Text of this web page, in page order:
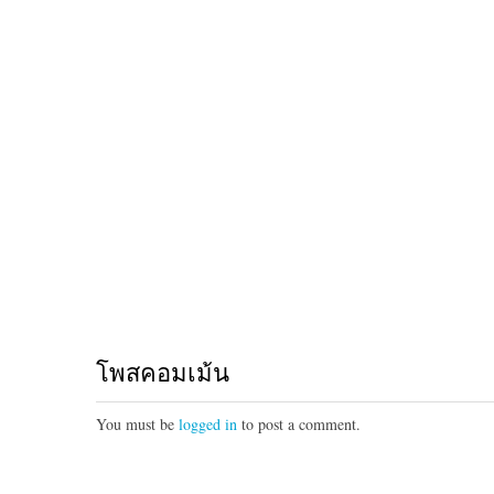
โพสคอมเม้น
You must be logged in to post a comment.